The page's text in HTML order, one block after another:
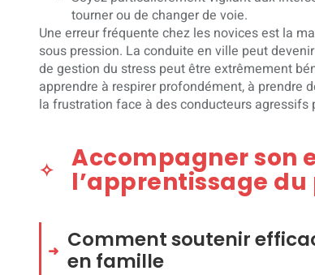
tourner ou de changer de voie.
Une erreur fréquente chez les novices est la
sous pression. La conduite en ville peut
de gestion du stress peut être extrêmement
apprendre à respirer profondément, à prendre
la frustration face à des conducteurs
Accompagner son
l’apprentissage du
Comment soutenir
en famille